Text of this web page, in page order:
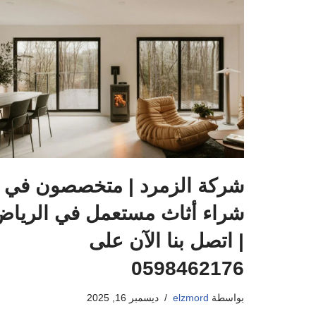
شركة الزمرد | متخصصون في
شراء أثاث مستعمل في
| اتصل بنا الآن على
0598462176
بواسطة elzmord ديسمبر 16, 2025